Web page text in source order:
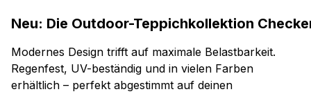
Neu: Die Outdoor-Teppichkollektion
Modernes Design trifft auf maximale Belastbarkeit.
Regenfest, UV-beständig und in vielen Farben
erhältlich – perfekt abgestimmt auf deinen